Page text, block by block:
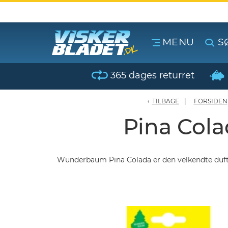
MENU
365 dages returret
TILBAGE FORSIDEN
Pina
Wunderbaum Pina Colada er den velkendte